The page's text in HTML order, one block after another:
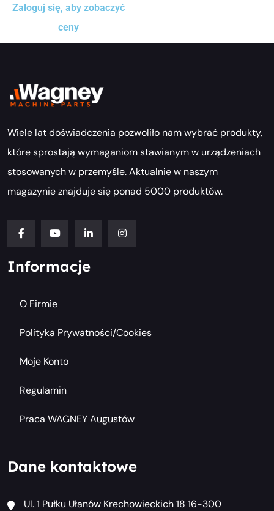
Zaloguj się, aby zobaczyć
ceny
Wiele lat doświadczenia pozwoliło nam wybrać produkty,
które sprostają wymaganiom stawianym w urządzeniach
stosowanych w przemyśle. Aktualnie w naszym
magazynie znajduje się ponad 5000 produktów.
Informacje
O Firmie
Polityka Prywatności/cookies
Moje Konto
Regulamin
Praca WAGNEY Augustów
Dane kontaktowe
Ul. 1 Pułku Ułanów Krechowieckich 18 16-300